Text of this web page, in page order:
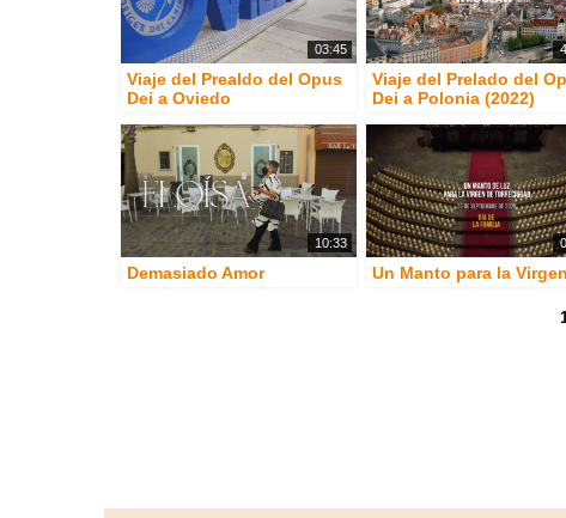
03:45
Viaje del Prealdo del Opus
Dei a Oviedo
Viaje del Prelado del
Dei a Polonia (2022)
10:33
Demasiado Amor Un Manto para la Virgen